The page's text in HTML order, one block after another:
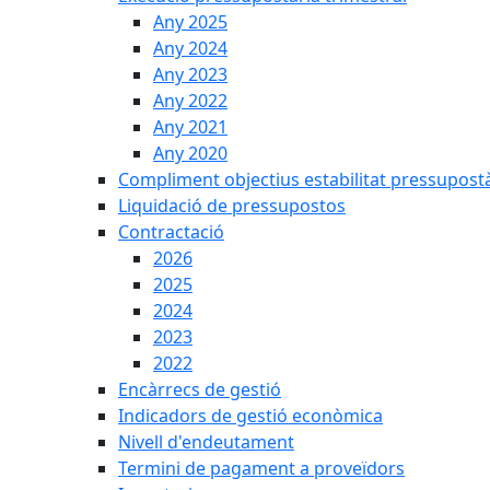
Any 2025
Any 2024
Any 2023
Any 2022
Any 2021
Any 2020
Compliment objectius estabilitat
Liquidació de pressupostos
Contractació
2026
2025
2024
2023
2022
Encàrrecs de gestió
Indicadors de gestió econòmica
Nivell d'endeutament
Termini de pagament a proveïdors